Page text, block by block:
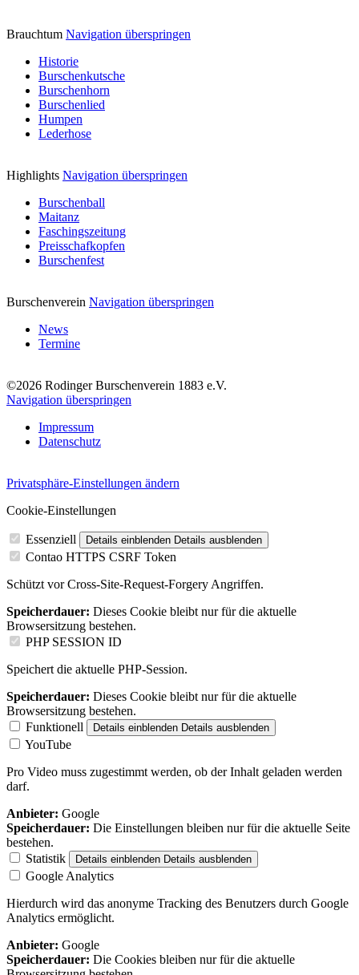
Brauchtum Navigation überspringen
Historie
Burschenkutsche
Burschenhorn
Burschenlied
Humpen
Lederhose
Highlights Navigation überspringen
Burschenball
Maitanz
Faschingszeitung
Preisschafkopfen
Burschenfest
Burschenverein Navigation überspringen
News
Termine
©2026 Rodinger Burschenverein 1883 e.V.
Navigation überspringen
Impressum
Datenschutz
Privatsphäre-Einstellungen ändern
Cookie-Einstellungen
Essenziell Details einblenden Details ausblenden
Contao HTTPS CSRF Token
Schützt vor Cross-Site-Request-Forgery Angriffen.
Speicherdauer: Dieses Cookie bleibt nur für die aktuelle
Browsersitzung bestehen.
PHP SESSION ID
Speichert die aktuelle PHP-Session.
Speicherdauer: Dieses Cookie bleibt nur für die aktuelle
Browsersitzung bestehen.
Funktionell
Details einblenden Details ausblenden
YouTube
Pro Video muss zugestimmt werden, ob der Inhalt geladen werden
darf.
Anbieter: Google
Speicherdauer: Die Einstellungen bleiben nur für die aktuelle Seite
bestehen.
Statistik
Details einblenden Details ausblenden
Google Analytics
Hierdurch wird das anonyme Tracking des Benutzers durch Google
Analytics ermöglicht.
Anbieter: Google
Speicherdauer: Die Cookies bleiben nur für die aktuelle